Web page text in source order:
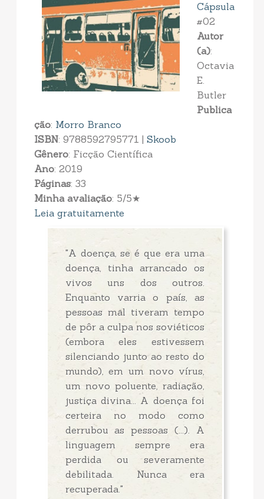
Cápsula
#02
Autor
(a):
Octavia
E.
Butler
Publica
ção: Morro Branco
ISBN: 9788592795771 | Skoob
Gênero: Ficção Científica
Ano: 2019
Páginas: 33
Minha avaliação: 5/5★
Leia gratuitamente
"A doença, se é que era uma
doença, tinha arrancado os
vivos uns dos outros.
Enquanto varria o país, as
pessoas mal tiveram tempo
de pôr a culpa nos soviéticos
(embora eles estivessem
silenciando junto ao resto do
mundo), em um novo vírus,
um novo poluente, radiação,
justiça divina... A doença foi
certeira no modo como
derrubou as pessoas (...). A
linguagem sempre era
perdida ou severamente
debilitada. Nunca era
recuperada."